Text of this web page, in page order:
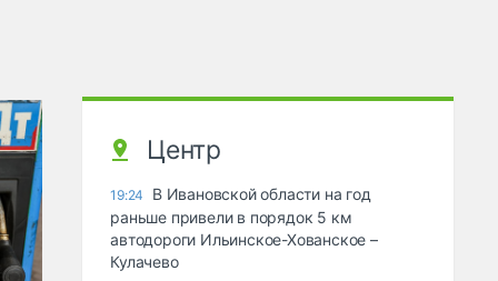
Центр
19:24
В Ивановской области на год
раньше привели в порядок 5 км
автодороги Ильинское-Хованское –
Кулачево